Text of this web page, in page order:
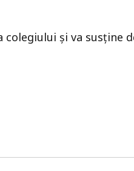
și va susține